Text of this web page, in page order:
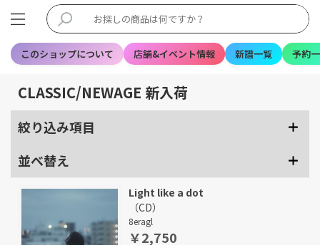
このショップについて 店舗&イベント情報 新譜一覧 予約
CLASSIC/NEWAGE 新入荷
絞り込み項目
並べ替え
Light like a dot
（CD）
8eragl
￥2,750